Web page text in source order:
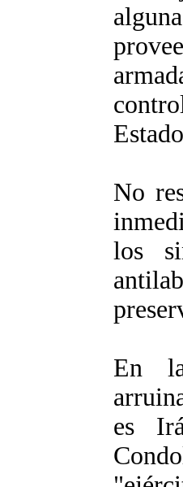
No
los
En
es